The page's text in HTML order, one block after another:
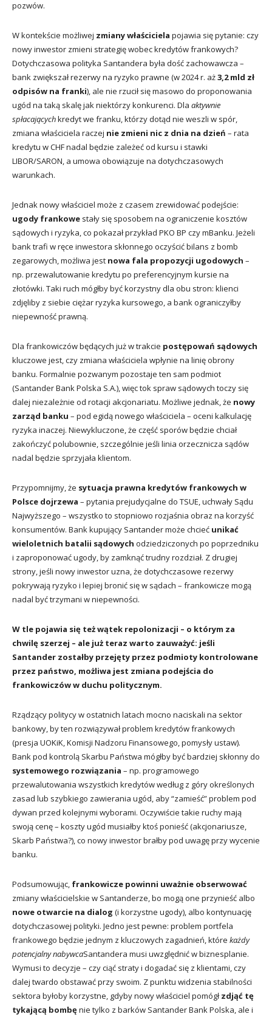
pozwów.
W kontekście możliwej zmiany właściciela pojawia się pytanie: czy
nowy inwestor zmieni strategię wobec kredytów frankowych?
Dotychczasowa polityka Santandera była dość zachowawcza –
bank zwiększał rezerwy na ryzyko prawne (w 2024 r. aż3,2 mld zł
odpisów na franki), ale nie rzucił się masowo do proponowania
ugód na taką skalę jak niektórzy konkurenci. Dla aktywnie
spłacającychkredyt we franku, którzy dotąd nie weszli w spór,
zmiana właściciela raczej nie zmieni nic z dnia na dzień – rata
kredytu w CHF nadal będzie zależeć od kursu i stawki
LIBOR/SARON, a umowa obowiązuje na dotychczasowych
warunkach.
Jednak nowy właściciel może z czasem zrewidować podejście:
ugody frankowe stały się sposobem na ograniczenie kosztów
sądowych i ryzyka, co pokazał przykład PKO BP czy mBanku. Jeżeli
bank trafi w ręce inwestora skłonnego oczyścić bilans z bomb
zegarowych, możliwa jest nowa fala propozycji ugodowych –
np. przewalutowanie kredytu po preferencyjnym kursie na
złotówki. Taki ruch mógłby być korzystny dla obu stron: klienci
zdjęliby z siebie ciężar ryzyka kursowego, a bank ograniczyłby
niepewność prawną.
Dla frankowiczów będących już w trakcie postępowań sądowych
kluczowe jest, czy zmiana właściciela wpłynie na linię obrony
banku. Formalnie pozwanym pozostaje ten sam podmiot
(Santander Bank Polska S.A.), więc tok spraw sądowych toczy się
dalej niezależnie od rotacji akcjonariatu. Możliwe jednak, że nowy
zarząd banku – pod egidą nowego właściciela – oceni kalkulację
ryzyka inaczej. Niewykluczone, że część sporów będzie chciał
zakończyć polubownie, szczególnie jeśli linia orzecznicza sądów
nadal będzie sprzyjała klientom.
Przypomnijmy, że sytuacja prawna kredytów frankowych w
Polsce dojrzewa – pytania prejudycjalne do TSUE, uchwały Sądu
Najwyższego – wszystko to stopniowo rozjaśnia obraz na korzyść
konsumentów. Bank kupujący Santander może chcieć unikać
wieloletnich batalii sądowych odziedziczonych po poprzedniku
i zaproponować ugody, by zamknąć trudny rozdział. Z drugiej
strony, jeśli nowy inwestor uzna, że dotychczasowe rezerwy
pokrywają ryzyko i lepiej bronić się w sądach – frankowicze mogą
nadal być trzymani w niepewności.
W tle pojawia się też wątek repolonizacji – o którym za
chwilę szerzej – ale już teraz warto zauważyć: jeśli
Santander zostałby przejęty przez podmioty kontrolowane
przez państwo, możliwa jest zmiana podejścia do
frankowiczów w duchu politycznym.
Rządzący politycy w ostatnich latach mocno naciskali na sektor
bankowy, by ten rozwiązywał problem kredytów frankowych
(presja UOKiK, Komisji Nadzoru Finansowego, pomysły ustaw).
Bank pod kontrolą Skarbu Państwa mógłby być bardziej skłonny do
systemowego rozwiązania – np. programowego
przewalutowania wszystkich kredytów według z góry określonych
zasad lub szybkiego zawierania ugód, aby “zamieść” problem pod
dywan przed kolejnymi wyborami. Oczywiście takie ruchy mają
swoją cenę – koszty ugód musiałby ktoś ponieść (akcjonariusze,
Skarb Państwa?), co nowy inwestor brałby pod uwagę przy wycenie
banku.
Podsumowując, frankowicze powinni uważnie obserwować
zmiany właścicielskie w Santanderze, bo mogą one przynieść albo
nowe otwarcie na dialog (i korzystne ugody), albo kontynuację
dotychczasowej polityki. Jedno jest pewne: problem portfela
frankowego będzie jednym z kluczowych zagadnień, które każdy
potencjalny nabywcaSantandera musi uwzględnić w biznesplanie.
Wymusi to decyzje – czy ciąć straty i dogadać się z klientami, czy
dalej twardo obstawać przy swoim. Z punktu widzenia stabilności
sektora byłoby korzystne, gdyby nowy właściciel pomógłzdjąć tę
tykającą bombęnie tylko z barków Santander Bank Polska, ale i